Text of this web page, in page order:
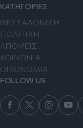
ΚΑΤΗΓΟΡΙΕΣ
ΘΕΣΣΑΛΟΝΙΚΗ
ΠΟΛΙΤΙΚΗ
ΑΠΟΨΕΙΣ
ΚΟΙΝΩΝΙΑ
ΟΙΚΟΝΟΜΙΑ
FOLLOW US